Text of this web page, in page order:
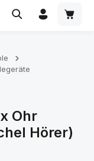
Sternen
Ohr
Hörer)